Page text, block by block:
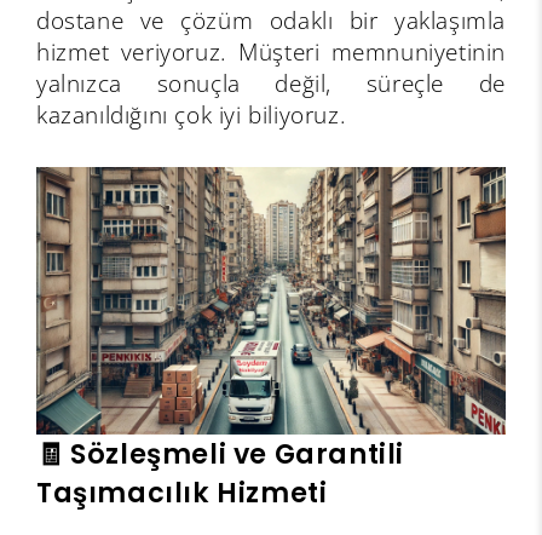
dostane ve çözüm odaklı bir yaklaşımla
hizmet veriyoruz. Müşteri memnuniyetinin
yalnızca sonuçla değil, süreçle de
kazanıldığını çok iyi biliyoruz.
🧾 Sözleşmeli ve Garantili
Taşımacılık Hizmeti